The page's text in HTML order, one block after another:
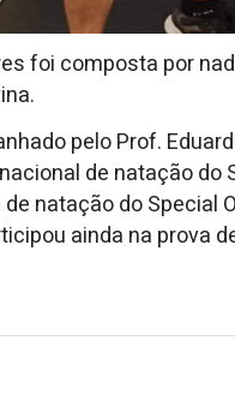
foi composta por
pelo Prof.
de natação do
natação do Special
ainda na prova